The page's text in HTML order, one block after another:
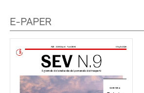
E-PAPER